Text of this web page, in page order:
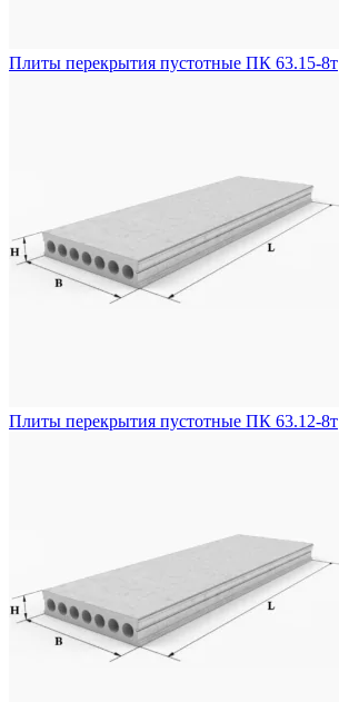
Плиты перекрытия пустотные ПК 63.15-8т
Плиты перекрытия пустотные ПК 63.12-8т